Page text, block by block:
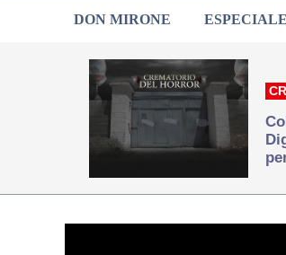
de
Juárez
que
hacemos periodismo
DON MIRONE